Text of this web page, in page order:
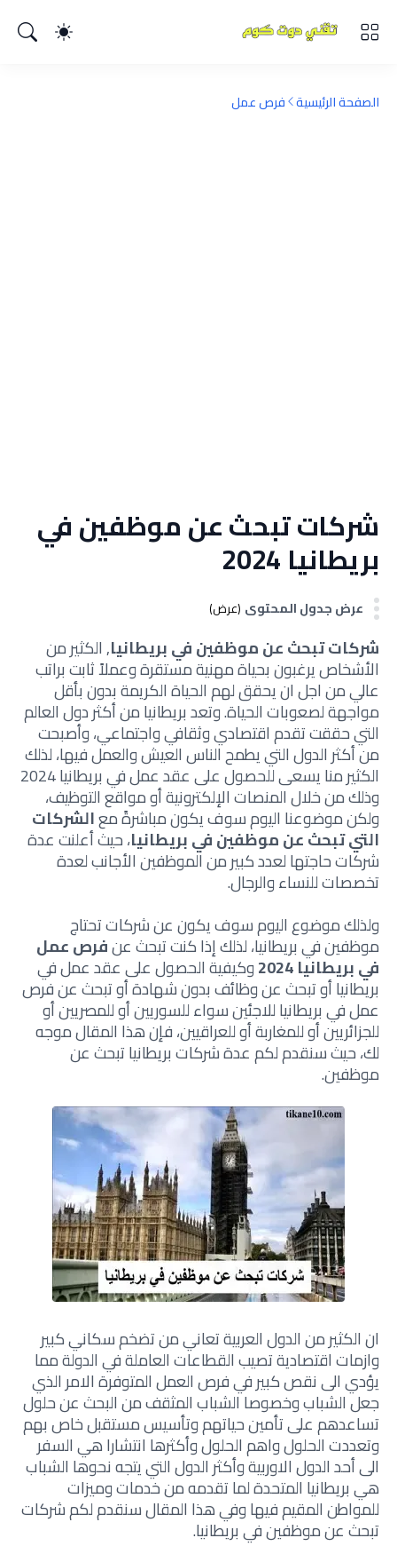
الصفحة الرئيسية فرص عمل
شركات تبحث عن موظفين في
بريطانيا 2024
عرض جدول المحتوى (عرض)
شركات تبحث عن موظفين في بريطانيا, الكثير من
الأشخاص يرغبون بحياة مهنية مستقرة وعملاً ثابت براتب
عالي من اجل ان يحقق لهم الحياة الكريمة بدون بأقل
مواجهة لصعوبات الحياة. وتعد بريطانيا من أكثر دول العالم
التي حققت تقدم اقتصادي وثقافي واجتماعي، وأصبحت
من أكثر الدول التي يطمح الناس العيش والعمل فيها، لذلك
الكثير منا يسعى للحصول على عقد عمل في بريطانيا 2024
وذلك من خلال المنصات الإلكترونية أو مواقع التوظيف،
ولكن موضوعنا اليوم سوف يكون مباشرةً معالشركات
التي تبحث عن موظفين في بريطانيا، حيث أعلنت عدة
شركات حاجتها لعدد كبير من الموظفين الأجانب لعدة
تخصصات للنساء والرجال.
ولذلك موضوع اليوم سوف يكون عن شركات تحتاج
موظفين في بريطانيا، لذلك إذا كنت تبحث عنفرص عمل
في بريطانيا 2024 وكيفية الحصول على عقد عمل في
بريطانيا أو تبحث عن وظائف بدون شهادة أو تبحث عن فرص
عمل في بريطانيا للاجئين سواء للسوريين أو للمصريين أو
للجزائريين أو للمغاربة أو للعراقيين، فإن هذا المقال موجه
لك، حيث سنقدم لكم عدة شركات بريطانيا تبحث عن
موظفين.
ان الكثير من الدول العربية تعاني من تضخم سكاني كبير
وازمات اقتصادية تصيب القطاعات العاملة في الدولة مما
يؤدي الى نقص كبير في فرص العمل المتوفرة الامر الذي
جعل الشباب وخصوصا الشباب المثقف من البحث عن حلول
تساعدهم على تأمين حياتهم وتأسيس مستقبل خاص بهم
وتعددت الحلول واهم الحلول وأكثرها انتشارا هي السفر
الى أحد الدول الاوربية وأكثر الدول التي يتجه نحوها الشباب
هي بريطانيا المتحدة لما تقدمه من خدمات وميزات
للمواطن المقيم فيها وفي هذا المقال سنقدم لكم شركات
تبحث عن موظفين في بريطانيا.